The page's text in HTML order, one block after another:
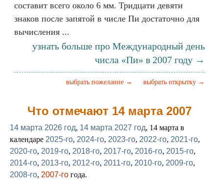
составит всего около 6 мм. Тридцати девяти
знаков после запятой в числе Пи достаточно для
вычисления ...
узнать больше про Международный день
числа «Пи» в 2007 году →
выбрать открытку →
выбрать пожелание →
Что отмечают 14 марта 2007
14 марта 2026 год, 14 марта 2027 год, 14 марта в
календаре 2025-го, 2024-го, 2023-го, 2022-го, 2021-го,
2020-го, 2019-го, 2018-го, 2017-го, 2016-го, 2015-го,
2014-го, 2013-го, 2012-го, 2011-го, 2010-го, 2009-го,
2008-го, 2007-го года.